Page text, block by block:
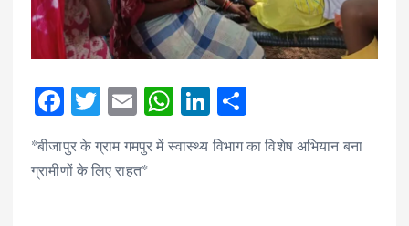
F
ac
e
b
T
it
te
E
m
ai
l
W
at
Li
n
k ar
*बीजापुर के ग्राम गमपुर में स्वास्थ्य विभाग का विशेष अभियान बना
ग्रामीणों के लिए राहत*